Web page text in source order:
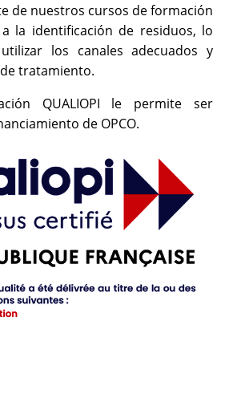
de nuestros cursos de formación
la identificación de residuos, lo
los canales adecuados y
tratamiento.
QUALIOPI le permite ser
de OPCO.